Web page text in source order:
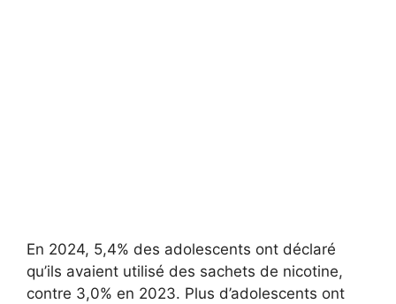
En 2024, 5,4% des adolescents ont déclaré
qu’ils avaient utilisé des sachets de nicotine,
contre 3,0% en 2023. Plus d’adolescents ont